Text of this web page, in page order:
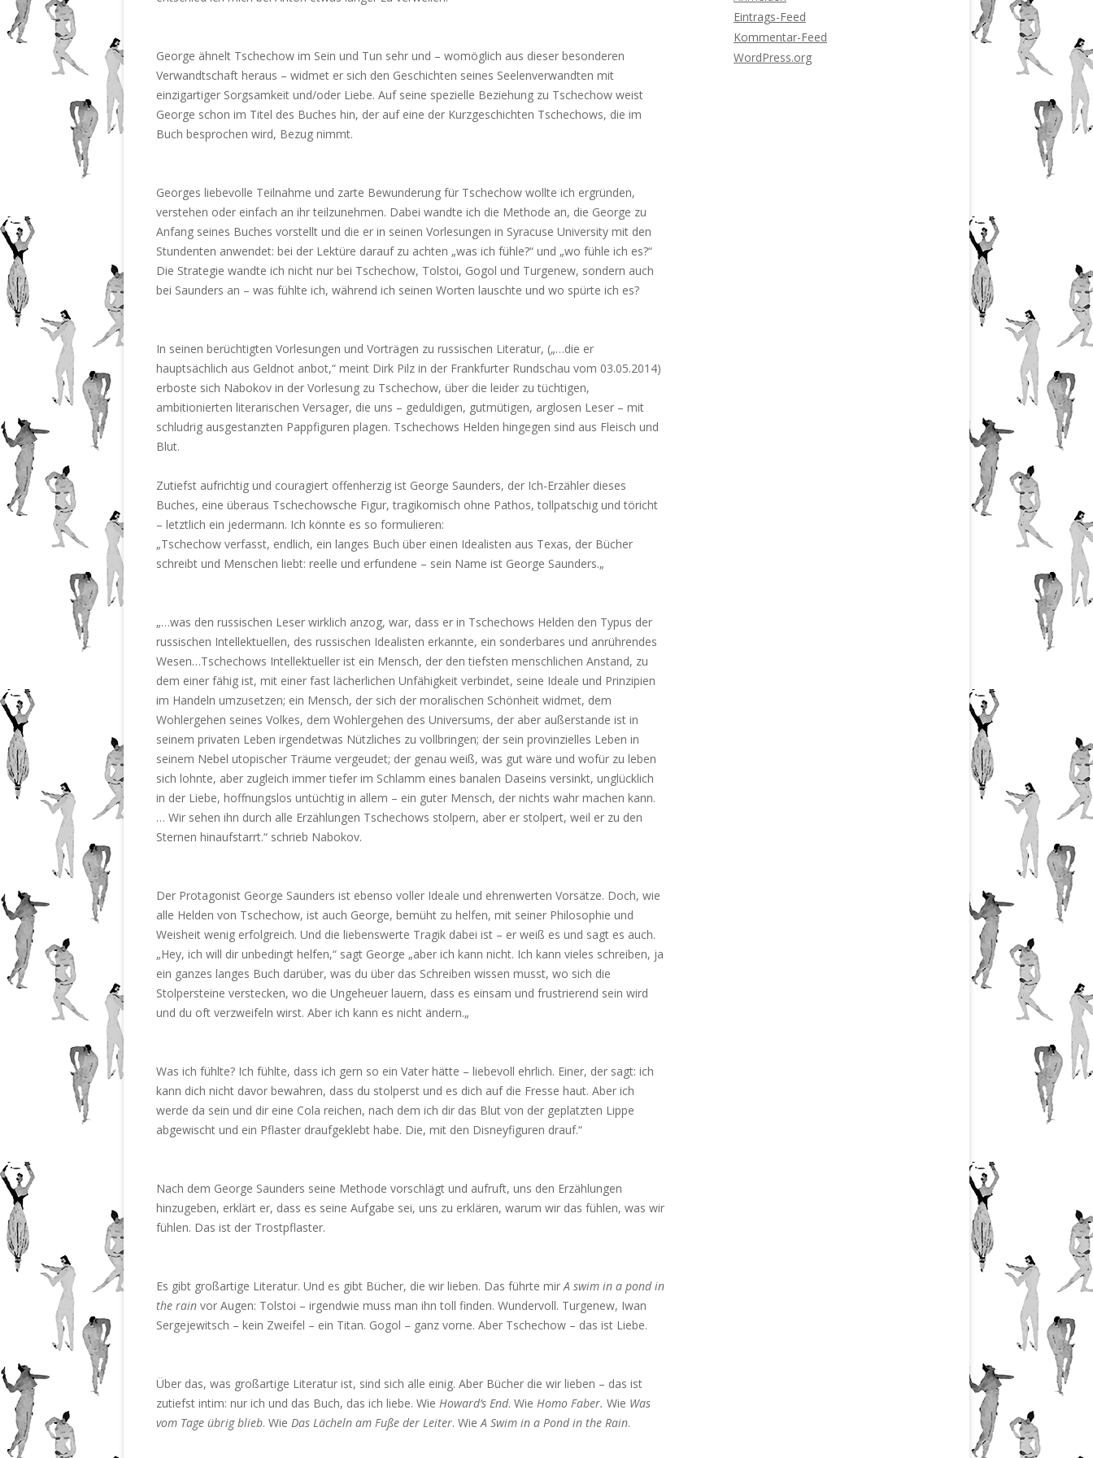
George ähnelt Tschechow im Sein und Tun sehr und – womöglich aus dieser besonderen
Verwandtschaft heraus – widmet er sich den Geschichten seines Seelenverwandten mit
einzigartiger Sorgsamkeit und/oder Liebe. Auf seine spezielle Beziehung zu Tschechow weist
George schon im Titel des Buches hin, der auf eine der Kurzgeschichten Tschechows, die im
Buch besprochen wird, Bezug nimmt.
Georges liebevolle Teilnahme und zarte Bewunderung für Tschechow wollte ich ergründen,
verstehen oder einfach an ihr teilzunehmen. Dabei wandte ich die Methode an, die George zu
Anfang seines Buches vorstellt und die er in seinen Vorlesungen in Syracuse University mit den
Stundenten anwendet: bei der Lektüre darauf zu achten „was ich fühle?“ und „wo fühle ich es?“
Die Strategie wandte ich nicht nur bei Tschechow, Tolstoi, Gogol und Turgenew, sondern auch
bei Saunders an – was fühlte ich, während ich seinen Worten lauschte und wo spürte ich es?
In seinen berüchtigten Vorlesungen und Vorträgen zu russischen Literatur, („…die er
hauptsächlich aus Geldnot anbot,“ meint Dirk Pilz in der Frankfurter Rundschau vom 03.05.2014)
erboste sich Nabokov in der Vorlesung zu Tschechow, über die leider zu tüchtigen,
ambitionierten literarischen Versager, die uns – geduldigen, gutmütigen, arglosen Leser – mit
schludrig ausgestanzten Pappfiguren plagen. Tschechows Helden hingegen sind aus Fleisch und
Blut.
Zutiefst aufrichtig und couragiert offenherzig ist George Saunders, der Ich-Erzähler dieses
Buches, eine überaus Tschechowsche Figur, tragikomisch ohne Pathos, tollpatschig und töricht
– letztlich ein jedermann. Ich könnte es so formulieren:
„Tschechow verfasst, endlich, ein langes Buch über einen Idealisten aus Texas, der Bücher
schreibt und Menschen liebt: reelle und erfundene – sein Name ist George Saunders.„
„…was den russischen Leser wirklich anzog, war, dass er in Tschechows Helden den Typus der
russischen Intellektuellen, des russischen Idealisten erkannte, ein sonderbares und anrührendes
Wesen…Tschechows Intellektueller ist ein Mensch, der den tiefsten menschlichen Anstand, zu
dem einer fähig ist, mit einer fast lächerlichen Unfähigkeit verbindet, seine Ideale und Prinzipien
im Handeln umzusetzen; ein Mensch, der sich der moralischen Schönheit widmet, dem
Wohlergehen seines Volkes, dem Wohlergehen des Universums, der aber außerstande ist in
seinem privaten Leben irgendetwas Nützliches zu vollbringen; der sein provinzielles Leben in
seinem Nebel utopischer Träume vergeudet; der genau weiß, was gut wäre und wofür zu leben
sich lohnte, aber zugleich immer tiefer im Schlamm eines banalen Daseins versinkt, unglücklich
in der Liebe, hoffnungslos untüchtig in allem – ein guter Mensch, der nichts wahr machen kann.
… Wir sehen ihn durch alle Erzählungen Tschechows stolpern, aber er stolpert, weil er zu den
Sternen hinaufstarrt.“ schrieb Nabokov.
Der Protagonist George Saunders ist ebenso voller Ideale und ehrenwerten Vorsätze. Doch, wie
alle Helden von Tschechow, ist auch George, bemüht zu helfen, mit seiner Philosophie und
Weisheit wenig erfolgreich. Und die liebenswerte Tragik dabei ist – er weiß es und sagt es auch.
„Hey, ich will dir unbedingt helfen,“ sagt George „aber ich kann nicht. Ich kann vieles schreiben, ja
ein ganzes langes Buch darüber, was du über das Schreiben wissen musst, wo sich die
Stolpersteine verstecken, wo die Ungeheuer lauern, dass es einsam und frustrierend sein wird
und du oft verzweifeln wirst. Aber ich kann es nicht ändern.„
Was ich fühlte? Ich fühlte, dass ich gern so ein Vater hätte – liebevoll ehrlich. Einer, der sagt: ich
kann dich nicht davor bewahren, dass du stolperst und es dich auf die Fresse haut. Aber ich
werde da sein und dir eine Cola reichen, nach dem ich dir das Blut von der geplatzten Lippe
abgewischt und ein Pflaster draufgeklebt habe. Die, mit den Disneyfiguren drauf.“
Nach dem George Saunders seine Methode vorschlägt und aufruft, uns den Erzählungen
hinzugeben, erklärt er, dass es seine Aufgabe sei, uns zu erklären, warum wir das fühlen, was wir
fühlen. Das ist der Trostpflaster.
Es gibt großartige Literatur. Und es gibt Bücher, die wir lieben. Das führte mirA swim in a pond in
the rain vor Augen: Tolstoi – irgendwie muss man ihn toll finden. Wundervoll. Turgenew, Iwan
Sergejewitsch – kein Zweifel – ein Titan. Gogol – ganz vorne. Aber Tschechow – das ist Liebe.
Über das, was großartige Literatur ist, sind sich alle einig. Aber Bücher die wir lieben – das ist
zutiefst intim: nur ich und das Buch, das ich liebe. Wie Howard’s End. Wie Homo Faber. Wie Was
vom Tage übrig blieb. Wie Das Lächeln am Fuße der Leiter. WieA Swim in a Pond in the Rain.
Eintrags-Feed
Kommentar-Feed
WordPress.org